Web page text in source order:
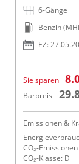
6-Gänge
Benzin
EZ:
Sie sparen
Barpreis
Emissionen &
CO₂-
CO₂-Klasse: D